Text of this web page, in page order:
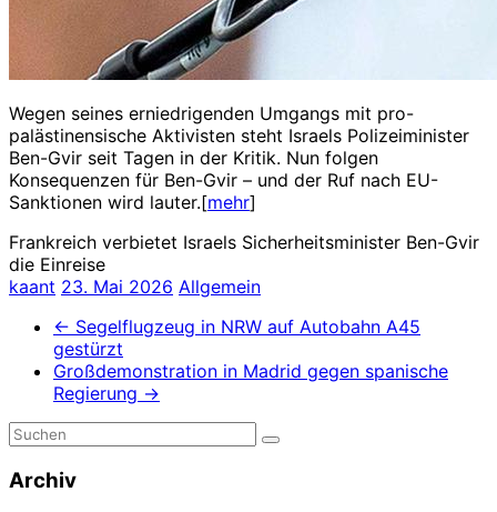
Wegen seines erniedrigenden Umgangs mit pro-
palästinensische Aktivisten steht Israels Polizeiminister
Ben-Gvir seit Tagen in der Kritik. Nun folgen
Konsequenzen für Ben-Gvir – und der Ruf nach EU-
Sanktionen wird lauter.[mehr]
Frankreich verbietet Israels Sicherheitsminister Ben-Gvir
die Einreise
kaant 23. Mai 2026 Allgemein
← Segelflugzeug in NRW auf Autobahn A45
gestürzt
Großdemonstration in Madrid gegen spanische
Regierung →
Archiv